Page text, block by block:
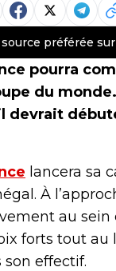
préférée
pourra
du
devrait
lancera sa
À
au
forts tout
effectif.